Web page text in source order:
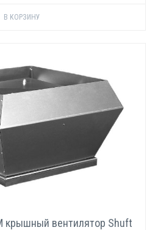
крышный вентилятор Shuft